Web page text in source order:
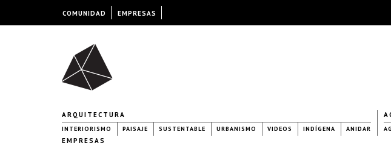
ARQUITECTURA
INTERIORISMO PAISAJE SUSTENTABLE URBANISMO VIDEOS INDÍGENA ANIDAR
EMPRESAS
COMUNIDAD EMPRESAS